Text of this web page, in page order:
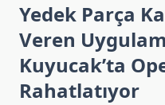
Yedek Parça
Veren
Kuyucak’ta
Rahatlatıyor